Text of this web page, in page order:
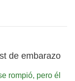
de embarazo
rompió, pero él